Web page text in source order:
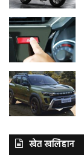
खेत खलिहान